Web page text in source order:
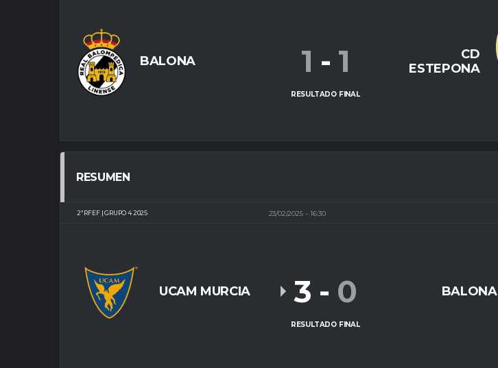
BALONA
CD
ESTEPONA
1 - 1
RESULTADO FINAL
RESUMEN
2ª RFEF | GRUPO 4 2025 23/02/2025 16:30
UCAM MURCIA BALONA
3 - 0
RESULTADO FINAL